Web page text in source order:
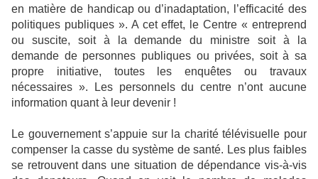
en matière de handicap ou d’inadaptation, l’efficacité des
politiques publiques ». A cet effet, le Centre « entreprend
ou suscite, soit à la demande du ministre soit à la
demande de personnes publiques ou privées, soit à sa
propre initiative, toutes les enquêtes ou travaux
nécessaires ». Les personnels du centre n’ont aucune
information quant à leur devenir !
Le gouvernement s’appuie sur la charité télévisuelle pour
compenser la casse du système de santé. Les plus faibles
se retrouvent dans une situation de dépendance vis-à-vis